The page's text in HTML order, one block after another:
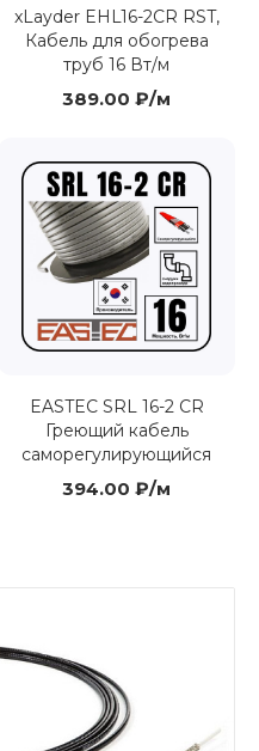
xLayder EHL16-2CR RST,
Кабель для обогрева
труб 16 Вт/м
389.00 ₽/м
EASTEC SRL 16-2 CR
Греющий кабель
саморегулирующийся
394.00 ₽/м